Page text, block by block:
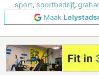
sport, sportbedrijf,
Maak